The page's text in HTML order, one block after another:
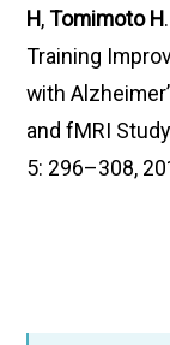
H, Tomimoto H
Training
with
and fMRI
5: 296–308,